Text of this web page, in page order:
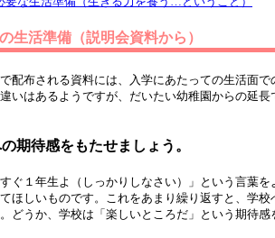
生活準備（説明会資料から）
配布される資料には、入学にあたっての生活面
いはあるようですが、だいたい幼稚園からの延
期待感をもたせましょう。
すぐ１年生よ（しっかりしなさい）」という言葉
ほしいものです。これをあまり繰り返すと、学校
どうか、学校は「楽しいところだ」という期待感